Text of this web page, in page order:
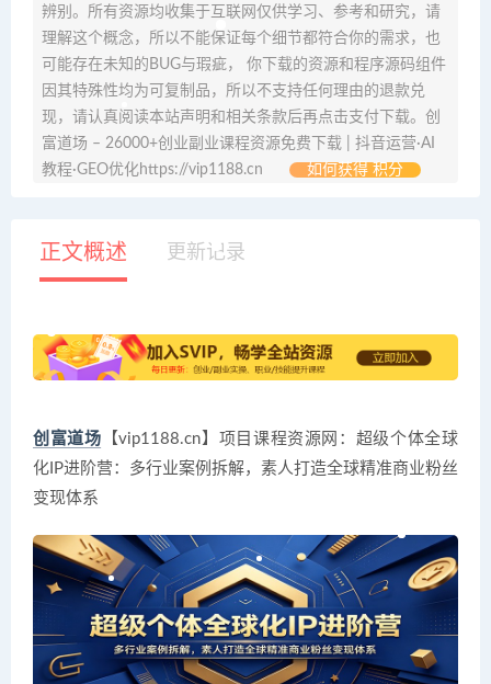
辨别。所有资源均收集于互联网仅供学习、参考和研究，请
理解这个概念，所以不能保证每个细节都符合你的需求，也
可能存在未知的BUG与瑕疵， 你下载的资源和程序源码组件
因其特殊性均为可复制品，所以不支持任何理由的退款兑
现，请认真阅读本站声明和相关条款后再点击支付下载。创
富道场 – 26000+创业副业课程资源免费下载 | 抖音运营·AI
教程·GEO优化https://vip1188.cn
如何获得 积分
正文概述 更新记录
创富道场 【vip1188.cn】项目课程资源网：超级个体全球
化IP进阶营：多行业案例拆解，素人打造全球精准商业粉丝
变现体系